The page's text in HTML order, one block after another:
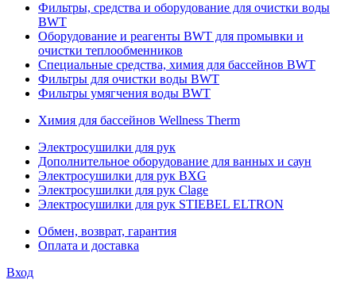
Фильтры, средства и оборудование для очистки воды
BWT
Оборудование и реагенты BWT для промывки и
очистки теплообменников
Специальные средства, химия для бассейнов BWT
Фильтры для очистки воды BWT
Фильтры умягчения воды BWT
Химия для бассейнов Wellness Therm
Электросушилки для рук
Дополнительное оборудование для ванных и саун
Электросушилки для рук BXG
Электросушилки для рук Clage
Электросушилки для рук STIEBEL ELTRON
Обмен, возврат, гарантия
Оплата и доставка
Вход